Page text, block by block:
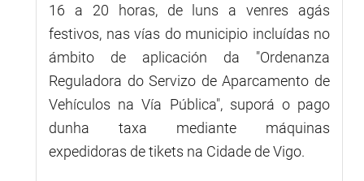
16 a 20 horas, de luns a venres agás
festivos, nas vías do municipio incluídas no
ámbito de aplicación da "Ordenanza
Reguladora do Servizo de Aparcamento de
Vehículos na Vía Pública", suporá o pago
dunha taxa mediante máquinas
expedidoras de tikets na Cidade de Vigo.